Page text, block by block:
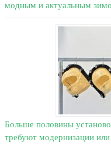
модным и актуальным
Больше половины
требуют модернизации